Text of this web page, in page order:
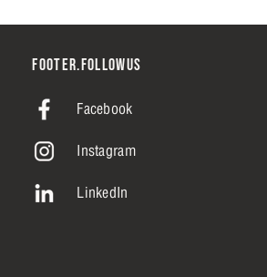
FOOTER.FOLLOWUS
Facebook
Instagram
LinkedIn